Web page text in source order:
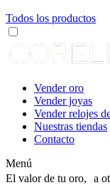
Todos los productos
Vender oro
Vender joyas
Vender relojes
Nuestras tiendas
Contacto
Menú
El valor de tu oro, a